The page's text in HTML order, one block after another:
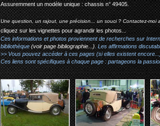
Assuremment un modèle unique : chassis n° 49405.
Une question, un rajout, une précision... un souci ? Contactez-moi
cliquez sur les vignettes pour agrandir les photos...
Ces informations et photos proviennent de recherches sur
bibliothèque(voir page bibliographie...). Les affirmations
>> Vous pouvez accéder à ces pages (si elles existent
Ces liens sont spécifiques à chaque page : partageons la